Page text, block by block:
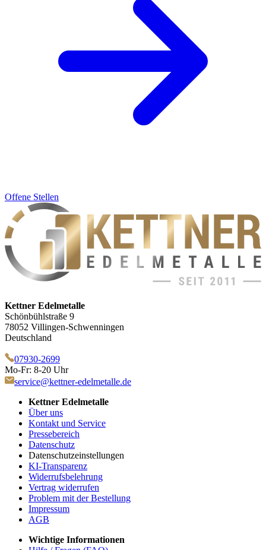
Offene Stellen
Kettner Edelmetalle
Schönbühlstraße 9
78052 Villingen-Schwenningen
Deutschland
07930-2699
Mo-Fr: 8-20 Uhr
service@kettner-edelmetalle.de
Kettner Edelmetalle
Über uns
Kontakt und Service
Pressebereich
Datenschutz
Datenschutzeinstellungen
KI-Transparenz
Widerrufsbelehrung
Vertrag widerrufen
Problem mit der Bestellung
Impressum
AGB
Wichtige Informationen